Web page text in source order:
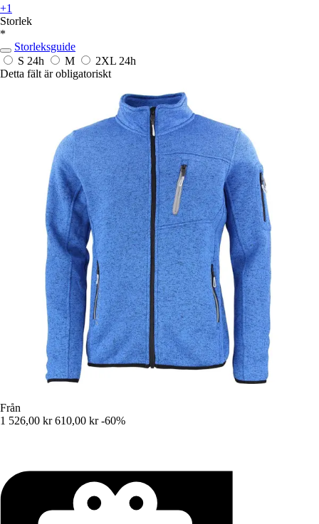
+1
Storlek
*
Storleksguide
S 24h M 2XL 24h
Detta fält är obligatoriskt
Från
1 526,00 kr 610,00 kr -60%